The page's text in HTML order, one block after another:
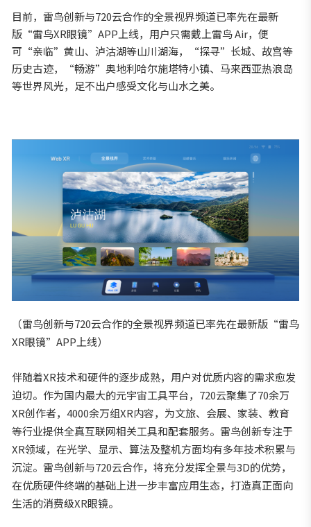
目前，雷鸟创新与720云合作的全景视界频道已率先在最新
版“雷鸟XR眼镜”APP上线，用户只需戴上雷鸟 Air，便
可“亲临”黄山、泸沽湖等山川湖海，“探寻”长城、故宫等
历史古迹，“畅游”奥地利哈尔施塔特小镇、马来西亚热浪岛
等世界风光，足不出户感受文化与山水之美。
（雷鸟创新与720云合作的全景视界频道已率先在最新版“雷鸟
XR眼镜”APP上线）
伴随着XR技术和硬件的逐步成熟，用户对优质内容的需求愈发
迫切。作为国内最大的元宇宙工具平台，720云聚集了70余万
XR创作者，4000余万组XR内容，为文旅、会展、家装、教育
等行业提供全真互联网相关工具和配套服务。雷鸟创新专注于
XR领域，在光学、显示、算法及整机方面均有多年技术积累与
沉淀。雷鸟创新与720云合作，将充分发挥全景与3D的优势，
在优质硬件终端的基础上进一步丰富应用生态，打造真正面向
生活的消费级XR眼镜。